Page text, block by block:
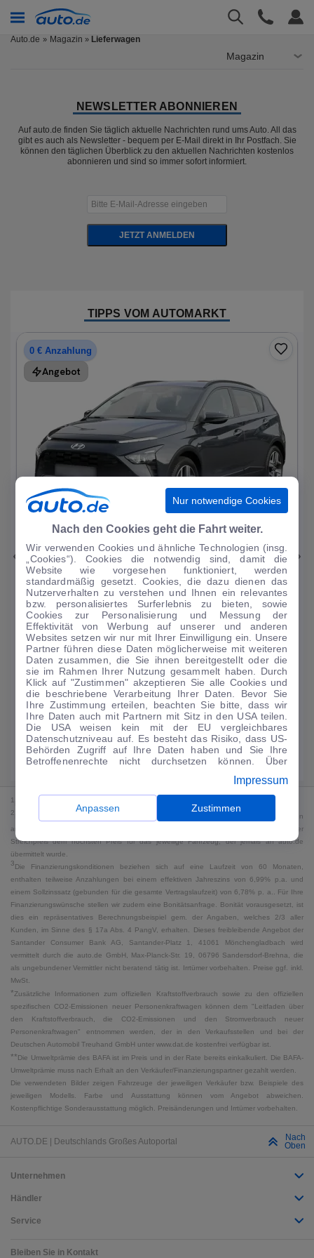
Auto.de Magazin » Lieferwagen
Magazin
NEWSLETTER ABONNIEREN
Auf auto.de finden Sie täglich aktuelle Nachrichten rund ums Auto. All das
gibt es auch als Newsletter - bequem per E-Mail direkt in Ihr Postfach. Sie
können den täglichen Überblick zu den aktuellen Nachrichten kostenlos
abonnieren und sind so immer sofort informiert.
JETZT ANMELDEN
TIPPS VOM AUTOMARKT
0 € Anzahlung
Angebot
|15
Hyundai Bayon
1.0 T-GDI Trend Mild-Hybrid DAB/Sitzhzg.
19.196 km· 08/2023· Benzin·Automatik
Finanzierung Kaufen
159€/mtl.
Guter Preis4
0 € Anzahlung ·60 Monate ·Finanzierungs-Details
Angebot anfragen Rate anpassen
Kraftstoffverbrauch komb. 7,2 l/100 km · CO₂-Emissionen komb. 165 g/km
· CO₂-Klasse F · WLTP*
1
2 Bei dem Streichpreis handelt es sich für Neufahrzeuge und junge Gebrauchte um den
an auto.de übermittelten Listenpreis. Für alle anderen Fahrzeuge entspricht der
Streichpreis dem höchsten Preis für das jeweilige Fahrzeug, der jemals an auto.de
übermittelt wurde.
3Die Finanzierungskonditionen beziehen sich auf eine Laufzeit von 60 Monaten,
enthalten teilweise Anzahlungen bei einem effektiven Jahreszins von 6,99% p.a. und
einem Sollzinssatz (gebunden für die gesamte Vertragslaufzeit) von 6,78% p. a.. Für Ihre
Finanzierungswünsche stellen wir zudem eine Bonitätsanfrage. Bonität vorausgesetzt, ist
dies ein repräsentatives Berechnungsbeispiel gem. der Angaben, welches 2/3 aller
Kunden, im Sinne des § 17a Abs. 4 PangV, erhalten. Dieses freibleibende Angebot der
Santander Consumer Bank AG, Santander-Platz 1, 41061 Mönchengladbach wird
vermittelt durch die auto.de GmbH, Max-Planck-Str. 19, 06796 Sandersdorf-Brehna, die
als ungebundener Vermittler nicht beratend tätig ist. Irrtümer vorbehalten. Preise ggf. inkl.
MwSt.
*Zusätzliche Informationen zum offiziellen Kraftstoffverbrauch sowie zu den offiziellen
spezifischen CO2-Emissionen neuer Personenkraftwagen können dem "Leitfaden über
den Kraftstoffverbrauch, die CO2-Emissionen und den Stromverbrauch neuer
Personenkraftwagen" entnommen werden, der in den Verkaufsstellen und bei der
Deutschen Automobil Treuhand GmbH unter www.dat.de kostenfrei verfügbar ist.
**Die Umweltprämie des BAFA ist im Preis und in der Rate bereits einkalkuliert. Die BAFA-
Umweltprämie muss nach Erhalt an den Verkäufer/Finanzierungspartner gezahlt werden.
Die verwendeten Bilder zeigen Fahrzeuge der jeweiligen Verkäufer bzw. Beispiele des
jeweiligen Modells. Farbe und Ausstattung können vom Angebot abweichen.
Kostenpflichtige Sonderausstattung möglich. Preisänderungen und Irrtümer vorbehalten.
AUTO.DE | Deutschlands Großes Autoportal
Nach
Oben
Unternehmen
Händler
Service
Bleiben Sie in Kontakt
Nur notwendige Cookies
Nach den Cookies geht die Fahrt weiter.
Wir verwenden Cookies und ähnliche Technologien (insg.
„Cookies“). Cookies die notwendig sind, damit die
Website wie vorgesehen funktioniert, werden
standardmäßig gesetzt. Cookies, die dazu dienen das
Nutzerverhalten zu verstehen und Ihnen ein relevantes
bzw. personalisiertes Surferlebnis zu bieten, sowie
Cookies zur Personalisierung und Messung der
Effektivität von Werbung auf unserer und anderen
Websites setzen wir nur mit Ihrer Einwilligung ein. Unsere
Partner führen diese Daten möglicherweise mit weiteren
Daten zusammen, die Sie ihnen bereitgestellt oder die
sie im Rahmen Ihrer Nutzung gesammelt haben. Durch
Klick auf "Zustimmen" akzeptieren Sie alle Cookies und
die beschriebene Verarbeitung Ihrer Daten. Bevor Sie
Ihre Zustimmung erteilen, beachten Sie bitte, dass wir
Ihre Daten auch mit Partnern mit Sitz in den USA teilen.
Die USA weisen kein mit der EU vergleichbares
Datenschutzniveau auf. Es besteht das Risiko, dass US-
Behörden Zugriff auf Ihre Daten haben und Sie Ihre
Betroffenenrechte nicht durchsetzen können. Über
anpassen. Dies ist auch später jederzeit im Bereich
Cookie-Richtliniemöglich. Weitere Informationen finden
Sie in unsererDatenschutzerklärung .
Impressum
Anpassen Zustimmen